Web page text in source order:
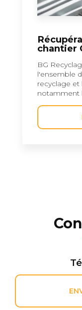
chantier
BG
l'ensemble
recyclage et
notamment